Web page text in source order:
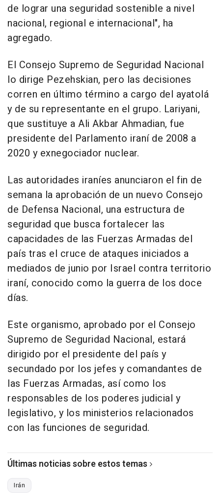
de lograr una seguridad sostenible a nivel
nacional, regional e internacional", ha
agregado.
El Consejo Supremo de Seguridad Nacional
lo dirige Pezehskian, pero las decisiones
corren en último término a cargo del ayatolá
y de su representante en el grupo. Lariyani,
que sustituye a Ali Akbar Ahmadian, fue
presidente del Parlamento iraní de 2008 a
2020 y exnegociador nuclear.
Las autoridades iraníes anunciaron el fin de
semana la aprobación de un nuevo Consejo
de Defensa Nacional, una estructura de
seguridad que busca fortalecer las
capacidades de las Fuerzas Armadas del
país tras el cruce de ataques iniciados a
mediados de junio por Israel contra territorio
iraní, conocido como la guerra de los doce
días.
Este organismo, aprobado por el Consejo
Supremo de Seguridad Nacional, estará
dirigido por el presidente del país y
secundado por los jefes y comandantes de
las Fuerzas Armadas, así como los
responsables de los poderes judicial y
legislativo, y los ministerios relacionados
con las funciones de seguridad.
Últimas noticias sobre estos temas
Irán